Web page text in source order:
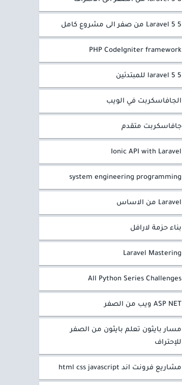
Laravel 5 5 من صفر الى مشروع كامل
PHP CodeIgniter framework
laravel 5 5 للمبتدئين
الجافاسكربت في الويب
جافاسكربت متقدم
Ionic API with Laravel
system engineering programming
Laravel من الاساس
بناء حزمة لارافل
Laravel Mastering
All Python Series Challenges
ASP NET ويب من الصفر
مسار بايثون تعلم بايثون من الصفر
للإحتراف
مشاريع فرونت اند html css javascript